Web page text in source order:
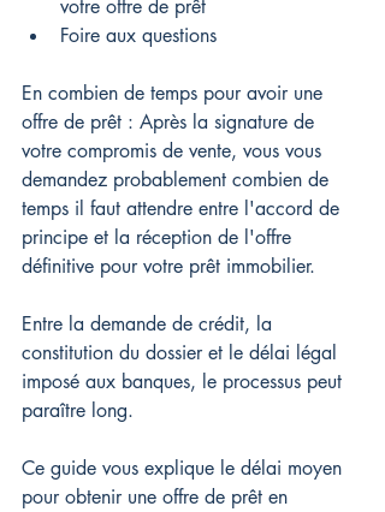
votre offre de prêt
Foire aux questions
En combien de temps pour avoir une
offre de prêt : Après la signature de
votre compromis de vente, vous vous
demandez probablement combien de
temps il faut attendre entre l'accord de
principe et la réception de l'offre
définitive pour votre prêt immobilier.
Entre la demande de crédit, la
constitution du dossier et le délai légal
imposé aux banques, le processus peut
paraître long.
Ce guide vous explique le délai moyen
pour obtenir une offre de prêt en